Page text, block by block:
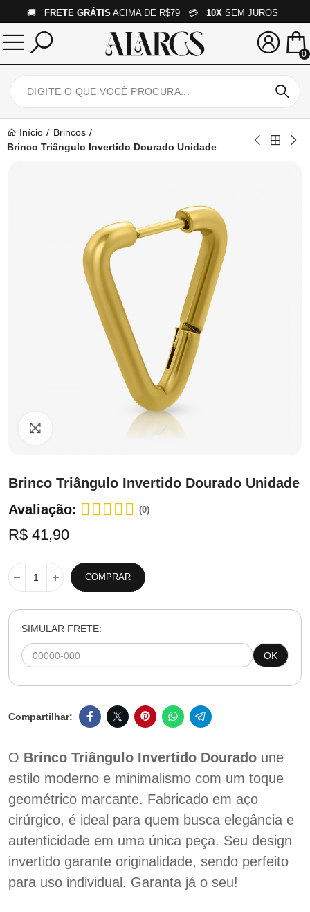
🚚 FRETE GRÁTIS ACIMA DE R$79 💳 10X SEM JUROS
0
Início
Brincos
Brinco Triângulo Invertido Dourado Unidade
Clique para ampliar
Brinco Triângulo Invertido Dourado Unidade
Avaliação:
(0)
R$ 41,90
COMPRAR
SIMULAR FRETE:
OK
O Brinco Triângulo Invertido Dourado une
estilo moderno e minimalismo com um toque
geométrico marcante. Fabricado em aço
cirúrgico, é ideal para quem busca elegância e
autenticidade em uma única peça. Seu design
invertido garante originalidade, sendo perfeito
para uso individual. Garanta já o seu!